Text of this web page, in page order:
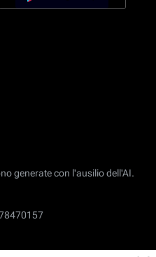
generate con l'ausilio dell'AI.